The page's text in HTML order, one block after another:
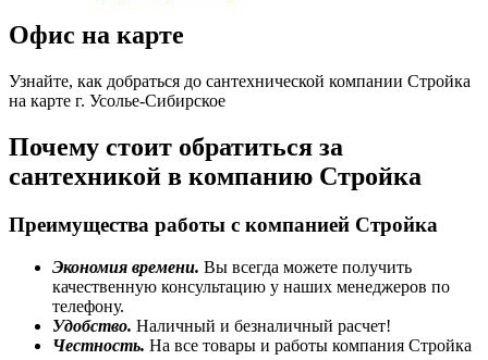
Офис на карте
Узнайте, как добраться до сантехнической компании Стройка
на карте г. Усолье-Сибирское
Почему стоит обратиться за
сантехникой в компанию Стройка
Преимущества работы с компанией Стройка
Экономия времени. Вы всегда можете получить
качественную консультацию у наших менеджеров по
телефону.
Удобство. Наличный и безналичный расчет!
Честность. На все товары и работы компания Стройка